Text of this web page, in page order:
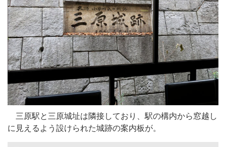
三原駅と三原城址は隣接しており、駅の構内から窓越し
に見えるよう設けられた城跡の案内板が。